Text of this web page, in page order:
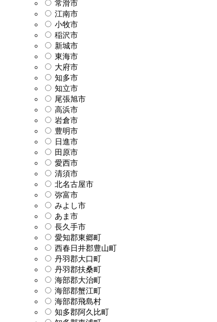
常滑市
江南市
小牧市
稲沢市
新城市
東海市
大府市
知多市
知立市
尾張旭市
高浜市
岩倉市
豊明市
日進市
田原市
愛西市
清須市
北名古屋市
弥富市
みよし市
あま市
長久手市
愛知郡東郷町
西春日井郡豊山町
丹羽郡大口町
丹羽郡扶桑町
海部郡大治町
海部郡蟹江町
海部郡飛島村
知多郡阿久比町